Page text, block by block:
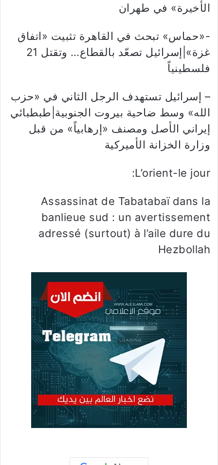
الأخيرة» في طهران
-«حماس» تبحث في القاهرة تثبيت «اتفاق
غزة»|إسرائيل تصعّد بالقطاع… وتقتل 21
فلسطينياً
– إسرائيل تستهدف الرجل الثاني في «حزب
الله» وسط ضاحية بيروت الجنوبية|طبطبائي
إيراني الأصل ومصنف «إرهابياً» من قبل
وزارة الخزانة الأميركية
L’orient-le jour:
Assassinat de Tabatabaï dans la
banlieue sud : un avertissement
adressé (surtout) à l’aile dure du
Hezbollah